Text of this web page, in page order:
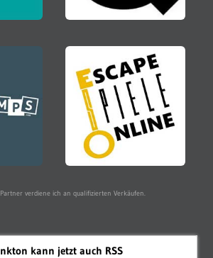
verdiene ich an qualifizierten Verkäufen.
kann jetzt auch RSS